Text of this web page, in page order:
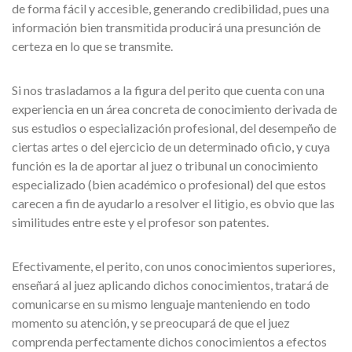
de forma fácil y accesible, generando credibilidad, pues una
información bien transmitida producirá una presunción de
certeza en lo que se transmite.
Si nos trasladamos a la figura del perito que cuenta con una
experiencia en un área concreta de conocimiento derivada de
sus estudios o especialización profesional, del desempeño de
ciertas artes o del ejercicio de un determinado oficio, y cuya
función es la de aportar al juez o tribunal un conocimiento
especializado (bien académico o profesional) del que estos
carecen a fin de ayudarlo a resolver el litigio, es obvio que las
similitudes entre este y el profesor son patentes.
Efectivamente, el perito, con unos conocimientos superiores,
enseñará al juez aplicando dichos conocimientos, tratará de
comunicarse en su mismo lenguaje manteniendo en todo
momento su atención, y se preocupará de que el juez
comprenda perfectamente dichos conocimientos a efectos